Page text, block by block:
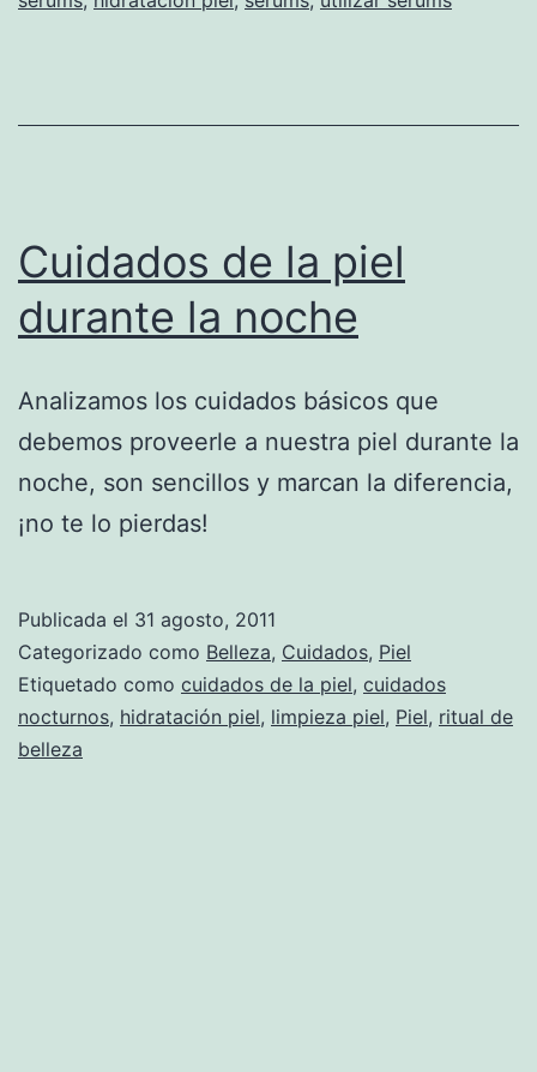
Cuidados de la piel
durante la noche
Analizamos los cuidados básicos que
debemos proveerle a nuestra piel durante la
noche, son sencillos y marcan la diferencia,
¡no te lo pierdas!
Publicada el 31 agosto, 2011
Categorizado como Belleza, Cuidados, Piel
Etiquetado como cuidados de la piel, cuidados
nocturnos, hidratación piel, limpieza piel, Piel, ritual de
belleza